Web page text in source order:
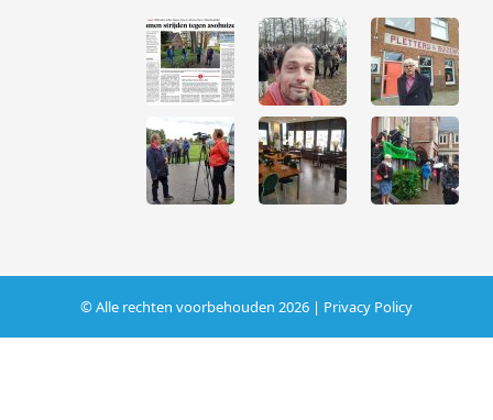
© Alle rechten voorbehouden 2026 | Privacy Policy